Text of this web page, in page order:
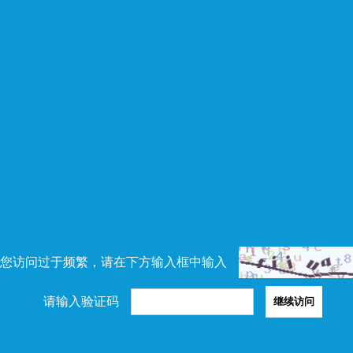
访问过于频繁，请在下方输入框中输入
请输入验证码 继续访问